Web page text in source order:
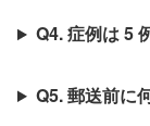
Q4. 症例は 5
Q5. 郵送前に